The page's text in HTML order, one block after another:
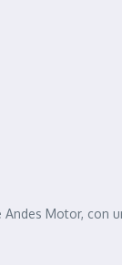
Motor, con